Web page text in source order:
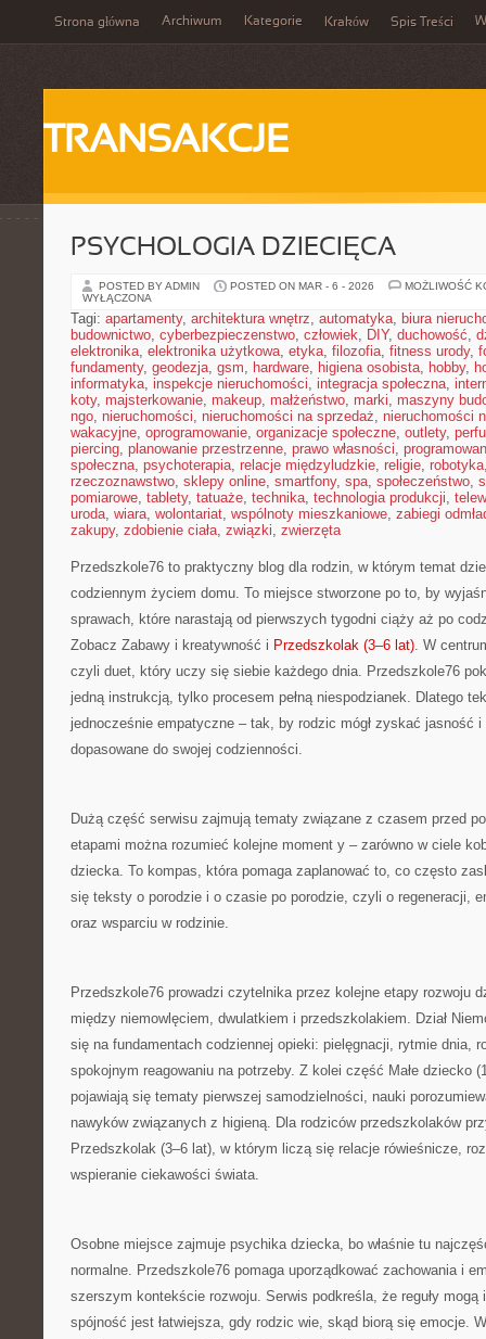
Strona główna Archiwum Kategorie Kraków Spis Treści
TRANSAKCJE
PSYCHOLOGIA DZIECIĘCA
POSTED BY ADMIN POSTED ON MAR - 6 - 2026
MOŻLIWOŚĆ
WYŁĄCZONA
Tagi: apartamenty, architektura wnętrz, automatyka, biura
budownictwo, cyberbezpieczenstwo, człowiek, DIY, duchowość,
elektronika, elektronika użytkowa, etyka, filozofia, fitness urody,
fundamenty, geodezja, gsm, hardware, higiena osobista, hobby,
informatyka, inspekcje nieruchomości, integracja społeczna,
koty, majsterkowanie, makeup, małżeństwo, marki, maszyny
ngo, nieruchomości, nieruchomości na sprzedaż, nieruchomości
wakacyjne, oprogramowanie, organizacje społeczne, outlety,
piercing, planowanie przestrzenne, prawo własności,
społeczna, psychoterapia, relacje międzyludzkie, religie, robotyka
rzeczoznawstwo, sklepy online, smartfony, spa, społeczeństwo,
pomiarowe, tablety, tatuaże, technika, technologia produkcji,
uroda, wiara, wolontariat, wspólnoty mieszkaniowe, zabiegi
zakupy, zdobienie ciała, związki, zwierzęta
Przedszkole76 to praktyczny blog dla rodzin, w którym temat
codziennym życiem domu. To miejsce stworzone po to, by
sprawach, które narastają od pierwszych tygodni ciąży aż po
Zobacz Zabawy i kreatywność i Przedszkolak (3–6 lat). W
czyli duet, który uczy się siebie każdego dnia. Przedszkole76
jedną instrukcją, tylko procesem pełną niespodzianek. Dlatego
jednocześnie empatyczne – tak, by rodzic mógł zyskać jasność
dopasowane do swojej codzienności.
Dużą część serwisu zajmują tematy związane z czasem przed
etapami można rozumieć kolejne moment y – zarówno w ciele
dziecka. To kompas, która pomaga zaplanować to, co często
się teksty o porodzie i o czasie po porodzie, czyli o regeneracji,
oraz wsparciu w rodzinie.
Przedszkole76 prowadzi czytelnika przez kolejne etapy rozwoju
między niemowlęciem, dwulatkiem i przedszkolakiem. Dział
się na fundamentach codziennej opieki: pielęgnacji, rytmie dnia,
spokojnym reagowaniu na potrzeby. Z kolei część Małe dziecko
pojawiają się tematy pierwszej samodzielności, nauki
nawyków związanych z higieną. Dla rodziców przedszkolaków
Przedszkolak (3–6 lat), w którym liczą się relacje rówieśnicze,
wspieranie ciekawości świata.
Osobne miejsce zajmuje psychika dziecka, bo właśnie tu
normalne. Przedszkole76 pomaga uporządkować zachowania i
szerszym kontekście rozwoju. Serwis podkreśla, że reguły
spójność jest łatwiejsza, gdy rodzic wie, skąd biorą się emocje.